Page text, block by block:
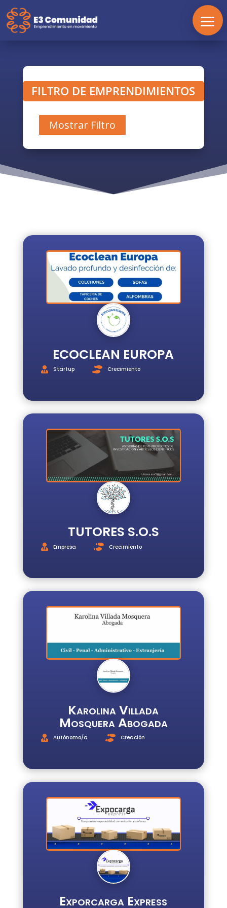
INICIO
REGISTRO
INICIAR
SESIÓN
ESCUELA
E3
FILTRO DE EMPRENDIMIENTOS
Mostrar Filtro
ECOCLEAN EUROPA
Startup Crecimiento
TUTORES S.O.S
Empresa Crecimiento
Karolina Villada
Mosquera Abogada
Autónomo/a Creación
Exporcarga Express